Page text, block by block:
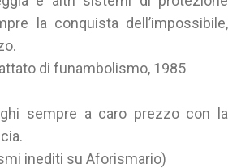
la conquista dell’impossibile,
di funambolismo, 1985
sempre a caro prezzo con la
inediti su Aforismario)